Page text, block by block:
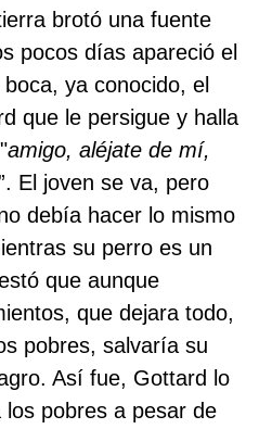
brotó una fuente
pocos días apareció el
ya conocido, el
que le persigue y halla
amigo, aléjate de mí,
El joven se va, pero
debía hacer lo mismo
su perro es un
que aunque
que dejara todo,
pobres, salvaría su
Así fue, Gottard lo
pobres a pesar de